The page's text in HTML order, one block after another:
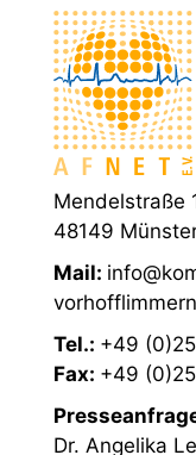
Mendelstraße
48149
Mail:
Tel.: +49
Fax: +49
Dr. Angelika